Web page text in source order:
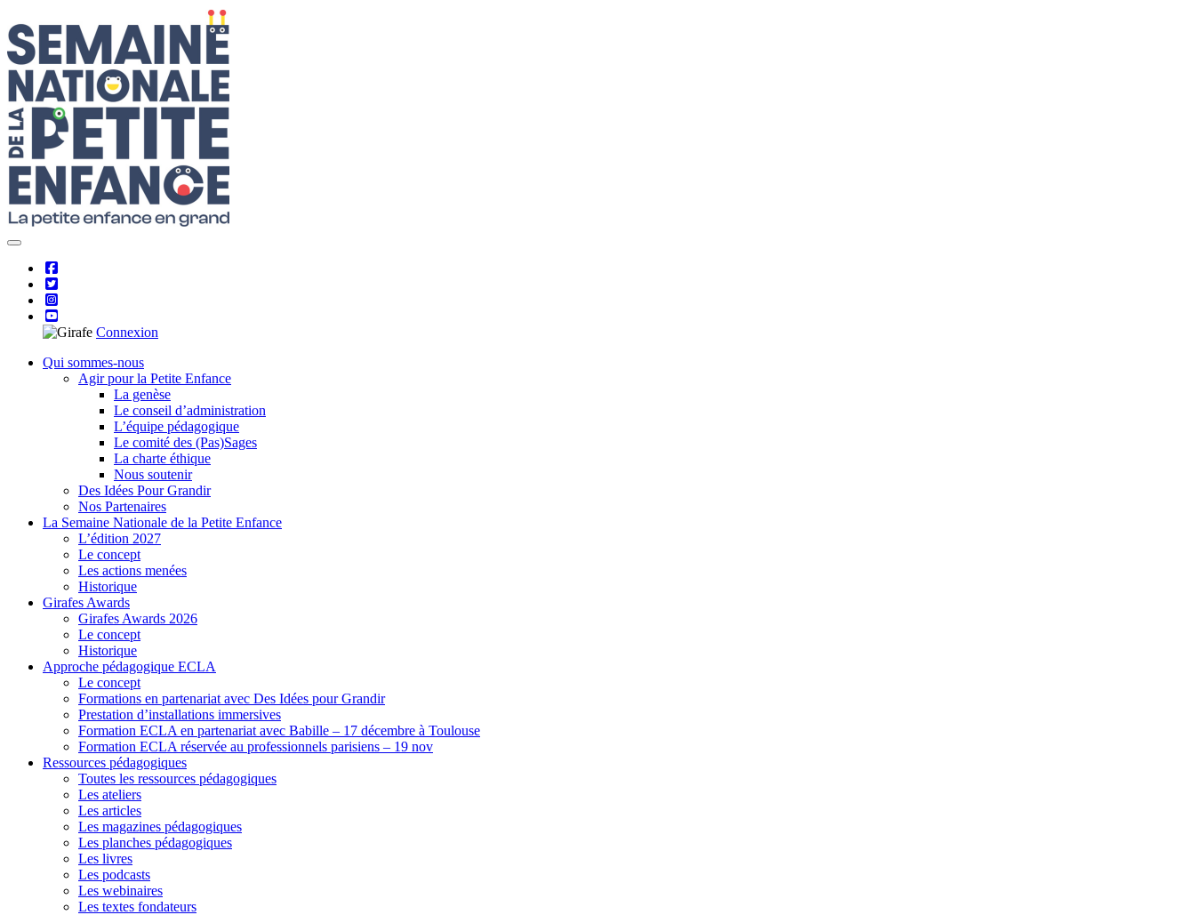
to
content
Connexion
Qui sommes-nous
Agir pour la Petite Enfance
La genèse
Le conseil d’administration
L’équipe pédagogique
Le comité des (Pas)Sages
La charte éthique
Nous soutenir
Des Idées Pour Grandir
Nos Partenaires
La Semaine Nationale de la Petite Enfance
L’édition 2027
Le concept
Les actions menées
Historique
Girafes Awards
Girafes Awards 2026
Le concept
Historique
Approche pédagogique ECLA
Le concept
Formations en partenariat avec Des Idées pour Grandir
Prestation d’installations immersives
Formation ECLA en partenariat avec Babille – 17 décembre à Toulouse
Formation ECLA réservée au professionnels parisiens – 19 nov
Ressources pédagogiques
Toutes les ressources pédagogiques
Les ateliers
Les articles
Les magazines pédagogiques
Les planches pédagogiques
Les livres
Les podcasts
Les webinaires
Les textes fondateurs